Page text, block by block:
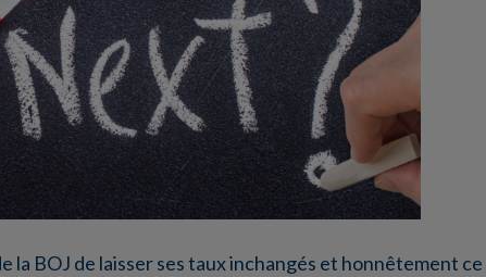
la BOJ de laisser ses taux inchangés et honnêtement